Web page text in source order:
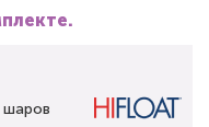
шаров